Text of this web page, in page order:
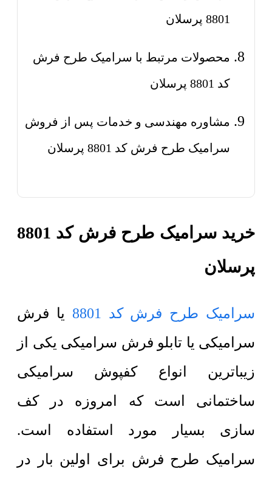
8801 پرسلان
محصولات مرتبط با سرامیک طرح فرش
کد 8801 پرسلان
مشاوره مهندسی و خدمات پس از فروش
سرامیک طرح فرش کد 8801 پرسلان
خرید سرامیک طرح فرش کد 8801
پرسلان
سرامیک طرح فرش کد 8801
یا فرش
سرامیکی یا تابلو فرش سرامیکی یکی از
زیباترین انواع کفپوش سرامیکی
ساختمانی است که امروزه در کف
سازی بسیار مورد استفاده است.
سرامیک طرح فرش برای اولین بار در